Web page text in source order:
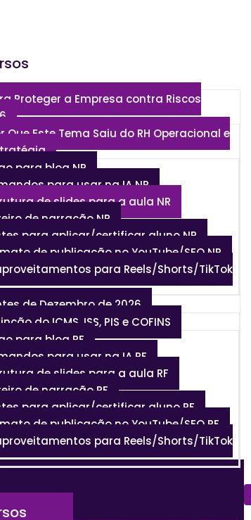
Proteger a Empresa contra Riscos
Que Este Tema Saiu do RH Operacional e
para blog NR
para usar na IA NR
de slides para a aula NR
de narração NR
para aplicar/certificar aluno NR
de publicação no YouTube/SEO NR
para Reels/Shorts/TikTok
de Dezembro de 2026
do ICMS, ISS, PIS e COFINS
para blog RF
para usar na IA RF
de slides para a aula RF
de narração RF
para aplicar/certificar aluno RF
de publicação no YouTube/SEO RF
para Reels/Shorts/TikTok